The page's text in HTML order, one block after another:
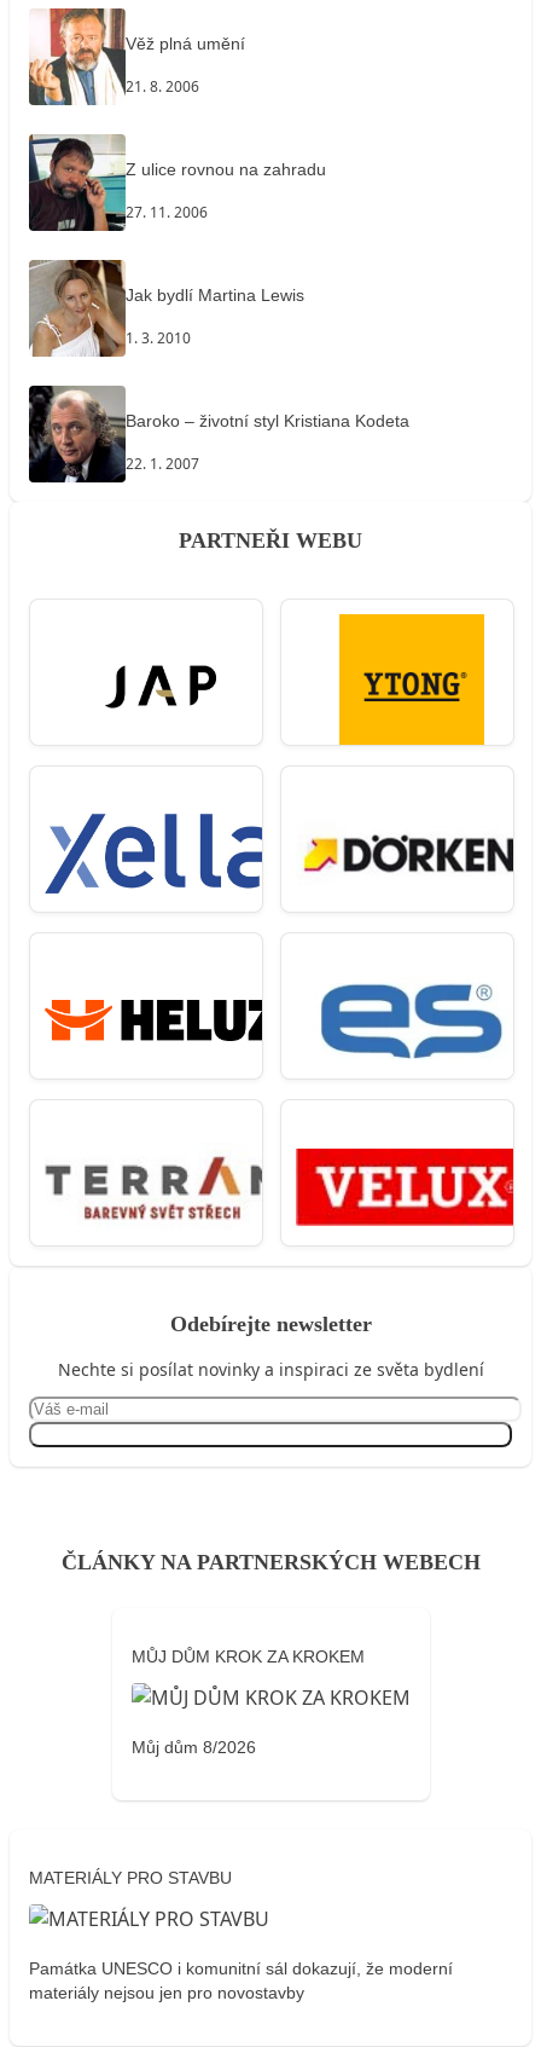
Věž plná umění
21. 8. 2006
Z ulice rovnou na zahradu
27. 11. 2006
Jak bydlí Martina Lewis
1. 3. 2010
Baroko – životní styl Kristiana Kodeta
22. 1. 2007
PARTNEŘI WEBU
Odebírejte newsletter
Nechte si posílat novinky a inspiraci ze světa bydlení
ČLÁNKY NA PARTNERSKÝCH WEBECH
MŮJ DŮM KROK ZA KROKEM
Můj dům 8/2026
MATERIÁLY PRO STAVBU
Památka UNESCO i komunitní sál dokazují, že moderní
materiály nejsou jen pro novostavby